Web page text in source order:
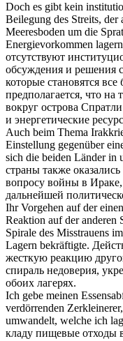
Doch es gibt kein
Beilegung des Streits, der
Meeresboden um die
Energievorkommen lagern
отсутствуют
обсуждения и решения
которые становятся
предполагается, что на
вокруг острова Спратли
и энергетические
Auch beim Thema
Einstellung gegenüber
sich die beiden Länder in
страны также
вопросу войны в
дальнейшей
Ihr Vorgehen auf der
Reaktion auf der anderen
Spirale des Misstrauens
Lagern bekräftigte.
жесткую реакцию
спираль недоверия,
обоих лагерях.
Ich gebe meinen
verdörrenden
umwandelt, welche ich
кладу пищевые